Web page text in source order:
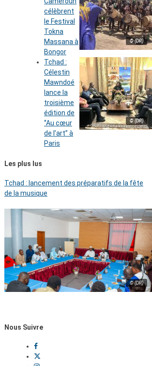
© (DR)
célèbrent
le Festival
Tokna
Massana à
Bongor
© (DR)
Tchad :
Célestin
Mawndoé
lance la
troisième
édition de
‘’Au cœur
de l’art’’ à
Paris
Les plus lus
Tchad : lancement des préparatifs de la fête
de la musique
© (DR)
Nous Suivre